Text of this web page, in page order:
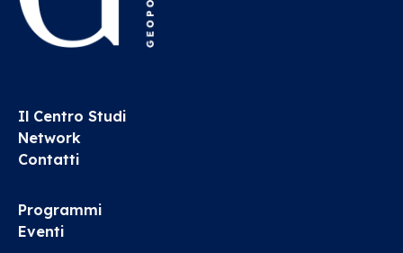
Il Centro Studi
Network
Contatti
Programmi
Eventi